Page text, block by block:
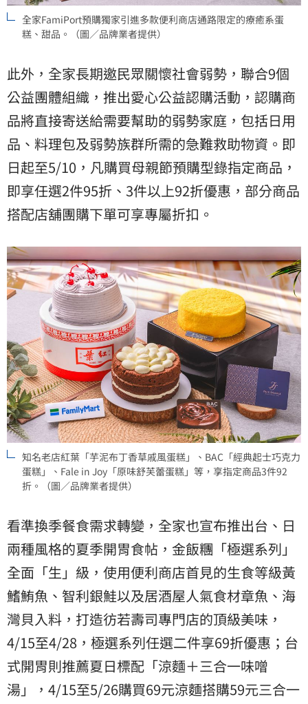
全家FamiPort預購獨家引進多款便利商店通路限定的療癒系蛋
糕、甜品。（圖／品牌業者提供）
此外，全家長期邀民眾關懷社會弱勢，聯合9個
公益團體組織，推出愛心公益認購活動，認購商
品將直接寄送給需要幫助的弱勢家庭，包括日用
品、料理包及弱勢族群所需的急難救助物資。即
日起至5/10，凡購買母親節預購型錄指定商品，
即享任選2件95折、3件以上92折優惠，部分商品
搭配店舖團購下單可享專屬折扣。
知名老店紅葉「芋泥布丁香草戚風蛋糕」、BAC「經典起士巧克力
蛋糕」、Fale in Joy「原味舒芙蕾蛋糕」等，享指定商品3件92
折。（圖／品牌業者提供）
看準換季餐食需求轉變，全家也宣布推出台、日
兩種風格的夏季開胃食帖，金飯糰「極選系列」
全面「生」級，使用便利商店首見的生食等級黃
鰭鮪魚、智利銀鮭以及居酒屋人氣食材章魚、海
灣貝入料，打造彷若壽司專門店的頂級美味，
4/15至4/28，極選系列任選二件享69折優惠；台
式開胃則推薦夏日標配「涼麵＋三合一味噌
湯」，4/15至5/26購買69元涼麵搭購59元三合一